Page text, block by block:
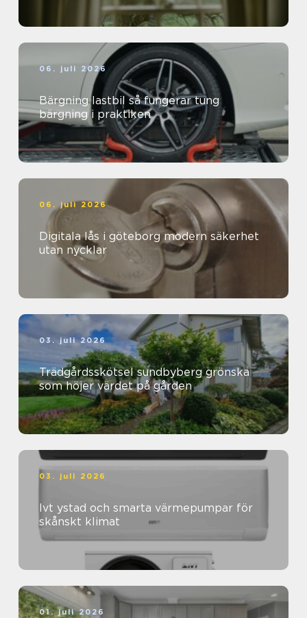
06. juli 2026
Bärgning lastbil så fungerar tung
bärgning i praktiken
06. juli 2026
Digitala lås i göteborg modern säkerhet
utan nycklar
03. juli 2026
Trädgårdsskötsel sundbyberg grönska
som höjer värdet på gården
03. juli 2026
Ivt ystad och smarta värmepumpar för
skånskt klimat
01. juli 2026